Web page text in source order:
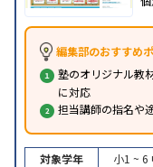
編集部のおすすめ
塾のオリジナル教
に対応
担当講師の指名や
対象学年 小1 ~ 6